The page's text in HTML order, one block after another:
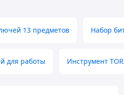
13 предметов Набор
для работы Инструмент